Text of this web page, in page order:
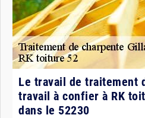
Le travail de traitement
travail à confier à RK
dans le 52230